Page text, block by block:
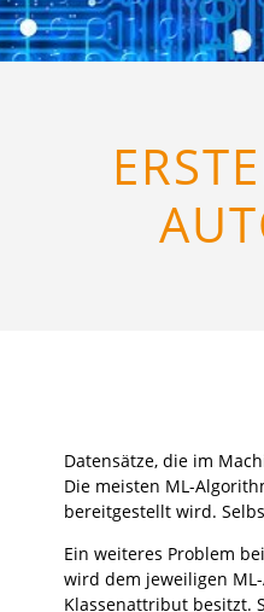
Datensätze, die im
Die meisten ML-
bereitgestellt wird.
Ein weiteres Problem
wird dem jeweiligen
Klassenattribut besitzt.